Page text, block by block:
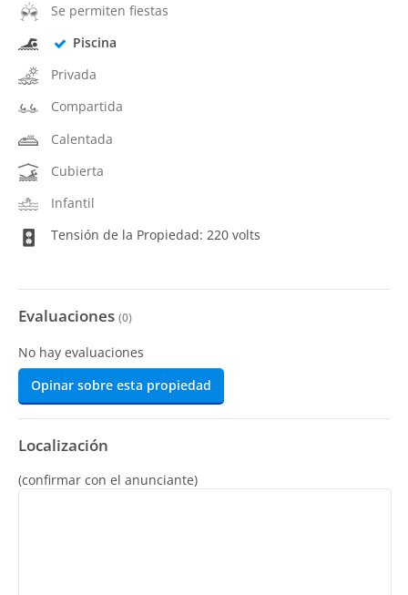
Se permiten fiestas
Piscina
Privada
Compartida
Calentada
Cubierta
Infantil
Tensión de la Propiedad: 220 volts
Evaluaciones (0)
No hay evaluaciones
Opinar sobre esta propiedad
Localización
(confirmar con el anunciante)